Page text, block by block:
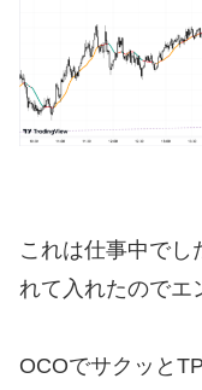
これは仕事中でし
れて入れたのでエ
OCOでサクッと